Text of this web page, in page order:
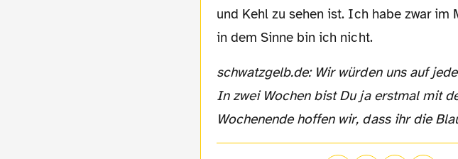
und Kehl zu sehen ist. Ich habe zwar
in dem Sinne bin ich nicht.
schwatzgelb.de: Wir würden uns auf jeden Fall freuen Dich hier wieder sehen zu können.
In zwei Wochen bist Du ja erstmal mit
Wochenende hoffen wir, dass ihr die